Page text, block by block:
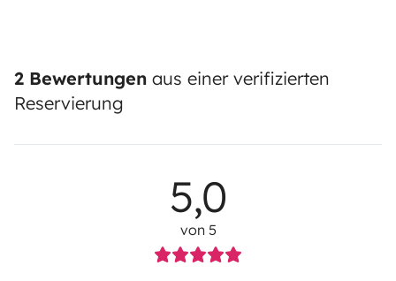
2 Bewertungen aus einer verifizierten
Reservierung
5,0
von 5